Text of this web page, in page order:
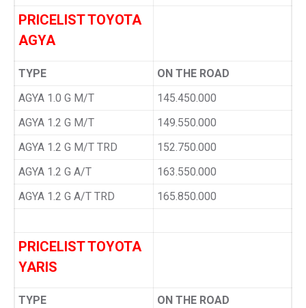
PRICELIST TOYOTA
AGYA
TYPE
ON THE ROAD
AGYA 1.0 G M/T
145.450.000
AGYA 1.2 G M/T
149.550.000
AGYA 1.2 G M/T TRD
152.750.000
AGYA 1.2 G A/T
163.550.000
AGYA 1.2 G A/T TRD
165.850.000
PRICELIST TOYOTA
YARIS
TYPE
ON THE ROAD